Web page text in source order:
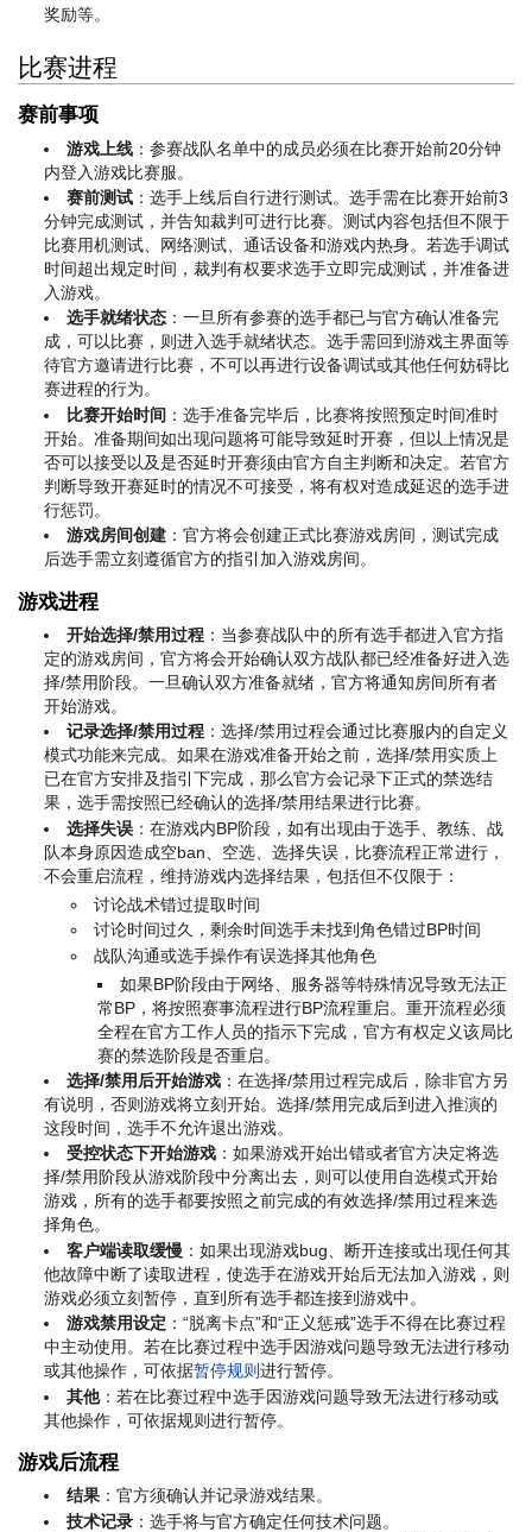
奖励等。
比赛进程
赛前事项
游戏上线 ：参赛战队名单中的成员必须在比赛开始前20分钟
内登入游戏比赛服。
赛前测试 ：选手上线后自行进行测试。选手需在比赛开始前3
分钟完成测试，并告知裁判可进行比赛。测试内容包括但不限于
比赛用机测试、网络测试、通话设备和游戏内热身。若选手调试
时间超出规定时间，裁判有权要求选手立即完成测试，并准备进
入游戏。
选手就绪状态 ：一旦所有参赛的选手都已与官方确认准备完
成，可以比赛，则进入选手就绪状态。选手需回到游戏主界面等
待官方邀请进行比赛，不可以再进行设备调试或其他任何妨碍比
赛进程的行为。
比赛开始时间 ：选手准备完毕后，比赛将按照预定时间准时
开始。准备期间如出现问题将可能导致延时开赛，但以上情况是
否可以接受以及是否延时开赛须由官方自主判断和决定。若官方
判断导致开赛延时的情况不可接受，将有权对造成延迟的选手进
行惩罚。
游戏房间创建 ：官方将会创建正式比赛游戏房间，测试完成
后选手需立刻遵循官方的指引加入游戏房间。
游戏进程
开始选择/禁用过程 ：当参赛战队中的所有选手都进入官方指
定的游戏房间，官方将会开始确认双方战队都已经准备好进入选
择/禁用阶段。一旦确认双方准备就绪，官方将通知房间所有者
开始游戏。
记录选择/禁用过程 ：选择/禁用过程会通过比赛服内的自定义
模式功能来完成。如果在游戏准备开始之前，选择/禁用实质上
已在官方安排及指引下完成，那么官方会记录下正式的禁选结
果，选手需按照已经确认的选择/禁用结果进行比赛。
选择失误 ：在游戏内BP阶段，如有出现由于选手、教练、战
队本身原因造成空ban、空选、选择失误，比赛流程正常进行，
不会重启流程，维持游戏内选择结果，包括但不仅限于：
讨论战术错过提取时间
讨论时间过久，剩余时间选手未找到角色错过BP时间
战队沟通或选手操作有误选择其他角色
如果BP阶段由于网络、服务器等特殊情况导致无法正
常BP，将按照赛事流程进行BP流程重启。重开流程必须
全程在官方工作人员的指示下完成，官方有权定义该局比
赛的禁选阶段是否重启。
选择/禁用后开始游戏 ：在选择/禁用过程完成后，除非官方另
有说明，否则游戏将立刻开始。选择/禁用完成后到进入推演的
这段时间，选手不允许退出游戏。
受控状态下开始游戏 ：如果游戏开始出错或者官方决定将选
择/禁用阶段从游戏阶段中分离出去，则可以使用自选模式开始
游戏，所有的选手都要按照之前完成的有效选择/禁用过程来选
择角色。
客户端读取缓慢 ：如果出现游戏bug、断开连接或出现任何其
他故障中断了读取进程，使选手在游戏开始后无法加入游戏，则
游戏必须立刻暂停，直到所有选手都连接到游戏中。
游戏禁用设定 ：“脱离卡点”和“正义惩戒”选手不得在比赛过程
中主动使用。若在比赛过程中选手因游戏问题导致无法进行移动
或其他操作，可依据暂停规则进行暂停。
其他：若在比赛过程中选手因游戏问题导致无法进行移动或
其他操作，可依据规则进行暂停。
游戏后流程
结果 ：官方须确认并记录游戏结果。
技术记录 ：选手将与官方确定任何技术问题。